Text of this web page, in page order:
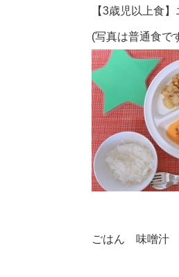
【3歳児以上食
(写真は普通食で
ごはん 味噌汁